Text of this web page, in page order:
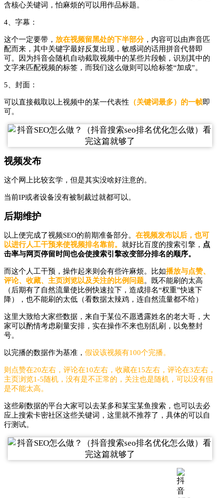
含核心关键词，怕麻烦的可以用作品标题。
4、字幕：
这个一定要带， 放在视频留黑处的下半部分，内容可以由声音匹
配而来，其中关键字最好反复出现，敏感词的话用拼音代替即
可。因为抖音会随机自动截取视频中的某些片段帧，识别其中的
文字来匹配视频的标签，而我们这么做则可以给标签“加成”。
5、封面：
可以直接截取以上视频中的某一代表性 （关键词最多）的一帧即
可。
视频发布
这个网上比较玄学，但是其实没啥好注意的。
当前IP或者设备没有被制裁过就都可以。
后期维护
以上便完成了视频SEO的前期准备部分。 在视频发布以后，也可
以进行人工干预来使视频排名靠前。 就好比百度的搜索引擎， 点
击率与网页停留时间也会使搜索引擎改变部分排名的顺序。
而这个人工干预，操作起来则会有些许麻烦。比如播放与点赞、
评论、收藏、主页浏览以及关注的比例问题。既不能刷的太高
（后期有了自然流量使比例快速拉下，造成排名“权重”快速下
降），也不能刷的太低（看数据太辣鸡，连自然流量都不给）
这里大致给大家些数据，来自于某位不愿透露姓名的老大哥，大
家可以酌情考虑刷量安排，实在操作不来也别乱刷，以免整封
号。
以完播的数据作为基准， 假设该视频有100个完播。
则点赞在20左右，评论在10左右，收藏在15左右，评论在3左右，
主页浏览1-5随机，没有是不正常的，关注也是随机，可以没有但
是不能太高。
这些刷数据的平台大家可以去某多和某宝某鱼搜索，也可以去必
应上搜索卡密社区这些关键词，这里就不推荐了，具体的可以自
行测试。